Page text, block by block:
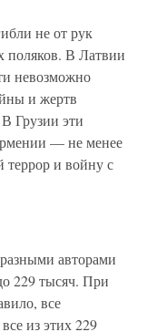
не от рук
поляков. В Латвии
невозможно
и жертв
Грузии эти
— не менее
террор и войну с
авторами
229 тысяч. При
все
из этих 229